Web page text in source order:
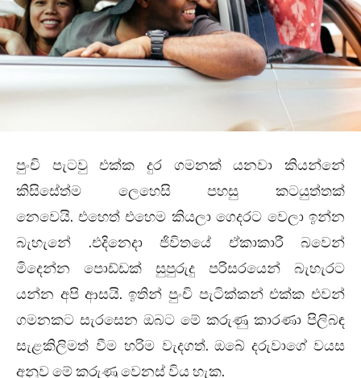
පුංචි පැටවු එක්ක දුර ගමනක් යනවා කියන්නේ
කිසිසේත්ම ලෙහෙසි පහසු කටයුත්තක්
නෙවෙයි. එහෙත් එහෙම කියලා ගෙදරට වෙලා ඉන්න
බැහැනේ .එදිනෙදා ජිවිතයේ ඒකාකාරී බවෙන්
මිදෙන්න පොඩ්ඩක් සුපුරුදු පරිසරයෙන් බැහැරට
යන්න අපි ආසයි.ඉතින් පුංචි පැටික්කන් එක්ක එවන්
ගමනකට සැරසෙන ඔබට මේ කරුණු කාරණා පිලිබඳ
සැළකිලිමත් වීම හරිම වැදගත්. ඔබේ දරුවාගේ වයස
අනුව මේ කරුණු වෙනස් විය හැක.